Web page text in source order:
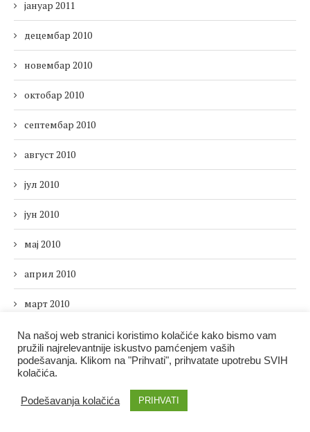
јануар 2011
децембар 2010
новембар 2010
октобар 2010
септембар 2010
август 2010
јул 2010
јун 2010
мај 2010
април 2010
март 2010
фебруар 2010
јануар 2010
Na našoj web stranici koristimo kolačiće kako bismo vam
pružili najrelevantnije iskustvo pamćenjem vaših
podešavanja. Klikom na "Prihvati", prihvatate upotrebu SVIH
kolačića.
Podešavanja kolačića PRIHVATI